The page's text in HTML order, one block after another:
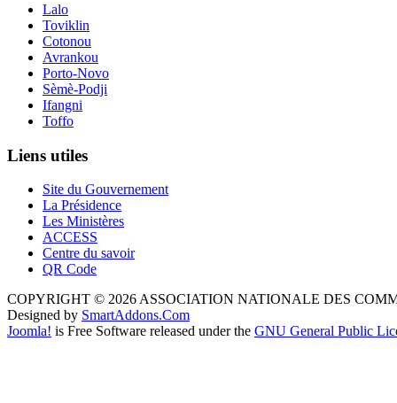
Lalo
Toviklin
Cotonou
Avrankou
Porto-Novo
Sèmè-Podji
Ifangni
Toffo
Liens utiles
Site du Gouvernement
La Présidence
Les Ministères
ACCESS
Centre du savoir
QR Code
COPYRIGHT © 2026 ASSOCIATION NATIONALE DES
Designed by SmartAddons.Com
Joomla! is Free Software released under the GNU General Public